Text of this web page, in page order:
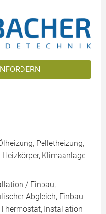
Pelletheizung,
Klimaanlage
/ Einbau,
Abgleich, Einbau
Installation